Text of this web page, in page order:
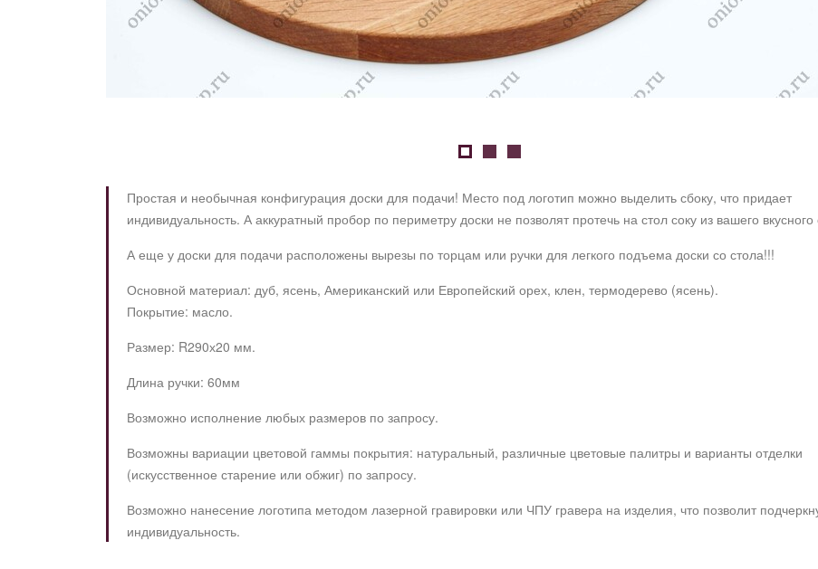
Простая и необычная конфигурация доски для подачи! Место под логотип можно выделить сбоку, что придает
индивидуальность. А аккуратный пробор по периметру доски не позволят протечь на стол соку из вашего вкусного
А еще у доски для подачи расположены вырезы по торцам или ручки для легкого подъема доски со стола!!!
Основной материал: дуб, ясень, Американский или Европейский орех, клен, термодерево (ясень).
Покрытие: масло.
Размер: R290х20 мм.
Длина ручки: 60мм
Возможно исполнение любых размеров по запросу.
Возможны вариации цветовой гаммы покрытия: натуральный, различные цветовые палитры и варианты отделки
(искусственное старение или обжиг) по запросу.
Возможно нанесение логотипа методом лазерной гравировки или ЧПУ гравера на изделия, что позволит
индивидуальность.